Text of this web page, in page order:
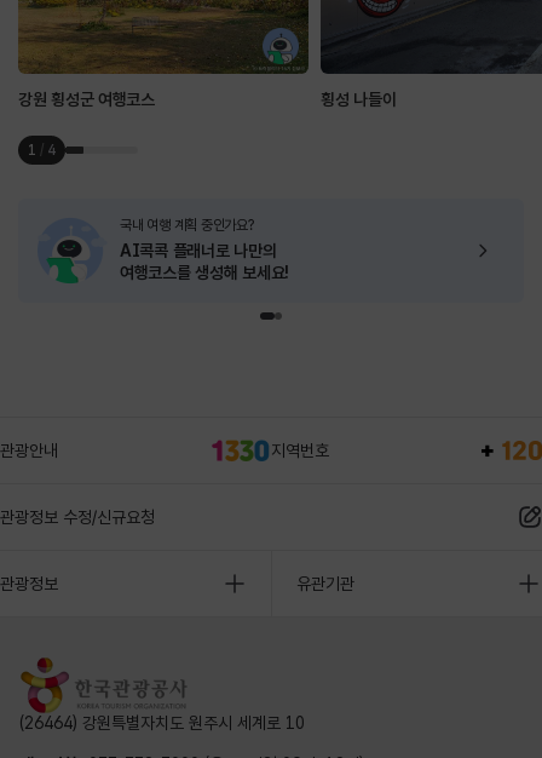
강원 횡성군 여행코스 횡성 나들이
1 / 4
국내 여행 계획 중인가요?
AI콕콕 플래너로 나만의
여행코스를 생성해 보세요!
관광안내 지역번호
관광정보 수정/신규요청
관광정보 유관기관
(26464) 강원특별자치도 원주시 세계로 10